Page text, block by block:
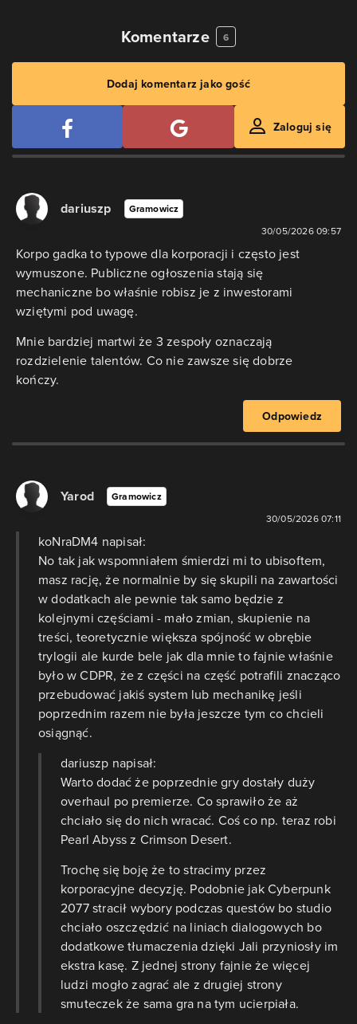
Komentarze 6
Dodaj komentarz jako gość
Zaloguj się
dariuszp
Gramowicz
30/05/2026 09:57
Korpo gadka to typowe dla korporacji i często jest
wymuszone. Publiczne ogłoszenia stają się
mechaniczne bo właśnie robisz je z inwestorami
wziętymi pod uwagę.
Mnie bardziej martwi że 3 zespoły oznaczają
rozdzielenie talentów. Co nie zawsze się dobrze
kończy.
Odpowiedz
Yarod
Gramowicz
30/05/2026 07:11
koNraDM4 napisał:
No tak jak wspomniałem śmierdzi mi to ubisoftem,
masz rację, że normalnie by się skupili na zawartości
w dodatkach ale pewnie tak samo będzie z
kolejnymi częściami - mało zmian, skupienie na
treści, teoretycznie większa spójność w obrębie
trylogii ale kurde bele jak dla mnie to fajnie właśnie
było w CDPR, że z części na część potrafili znacząco
przebudować jakiś system lub mechanikę jeśli
poprzednim razem nie była jeszcze tym co chcieli
osiągnąć.
dariuszp napisał:
Warto dodać że poprzednie gry dostały duży
overhaul po premierze. Co sprawiło że aż
chciało się do nich wracać. Coś co np. teraz robi
Pearl Abyss z Crimson Desert.
Trochę się boję że to stracimy przez
korporacyjne decyzję. Podobnie jak Cyberpunk
2077 stracił wybory podczas questów bo studio
chciało oszczędzić na liniach dialogowych bo
dodatkowe tłumaczenia dzięki Jali przyniosły im
ekstra kasę. Z jednej strony fajnie że więcej
ludzi mogło zagrać ale z drugiej strony
smuteczek że sama gra na tym ucierpiała.